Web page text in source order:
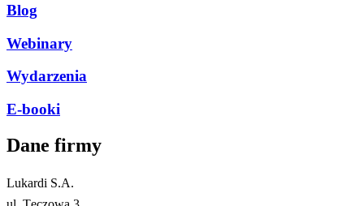
Blog
Webinary
Wydarzenia
E-booki
Dane firmy​
Lukardi S.A.